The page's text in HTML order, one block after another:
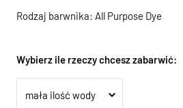
Rodzaj barwnika: All Purpose Dye
Wybierz ile rzeczy chcesz zabarwić: